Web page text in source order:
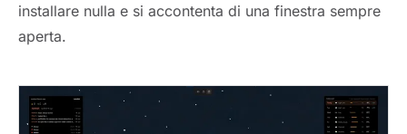
installare nulla e si accontenta di una finestra sempre
aperta.